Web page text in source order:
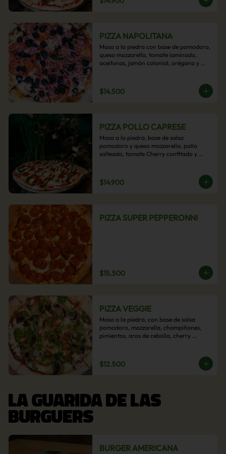
PIZZA NAPOLITANA
Masa a la piedra con base de pomodoro,
queso mozzarella, tomate laminado,
aceitunas, jamón colonial, orégano y
$14.500
PIZZA POLLO CAPRESE
Masa a la piedra, base de salsa
pomodoro y queso mozzarella, pollo
salteado, tomate Cherry confitado y
$14.900
PIZZA SUPER PEPPERONNI
$15.500
PIZZA VEGGIE
Masa a la piedra, con base de salsa
pomodoro, mozzarella, champiñones,
pimientos, aros de cebolla, cherry
$12.500
LA GUARIDA DE LAS
BURGUERS
BURGER AMERICANA